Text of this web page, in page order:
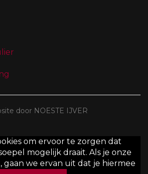
door NOESTE IJVER
om ervoor te zorgen dat
mogelijk draait. Als je onze
we ervan uit dat je hiermee